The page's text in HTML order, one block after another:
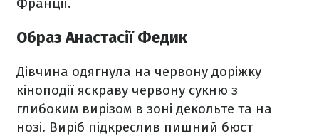
Образ Анастасії Федик
Дівчина одягнула на червону доріжку
кіноподії яскраву червону сукню з
глибоким вирізом в зоні декольте та на
нозі. Виріб підкреслив пишний бюст